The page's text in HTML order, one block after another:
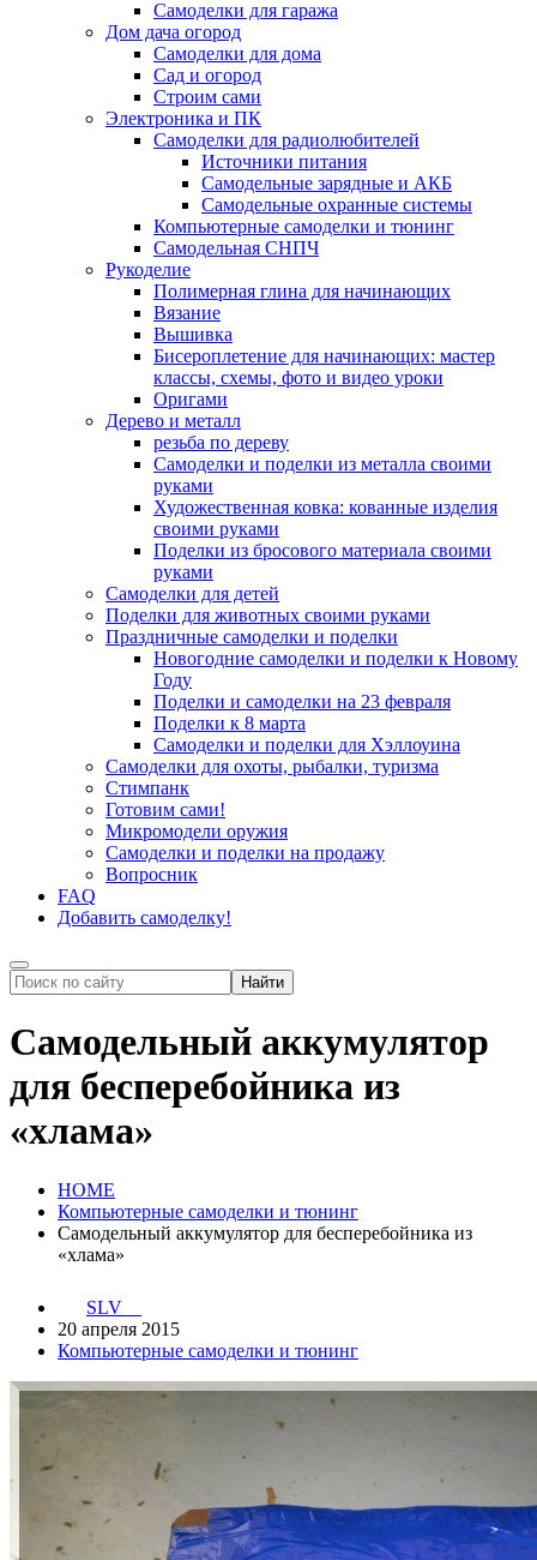
Самоделки для гаража
Дом дача огород
Самоделки для дома
Сад и огород
Строим сами
Электроника и ПК
Самоделки для радиолюбителей
Источники питания
Самодельные зарядные и АКБ
Самодельные охранные системы
Компьютерные самоделки и тюнинг
Самодельная СНПЧ
Рукоделие
Полимерная глина для начинающих
Вязание
Вышивка
Бисероплетение для начинающих: мастер
классы, схемы, фото и видео уроки
Оригами
Дерево и металл
резьба по дереву
Самоделки и поделки из металла своими
руками
Художественная ковка: кованные изделия
своими руками
Поделки из бросового материала своими
руками
Самоделки для детей
Поделки для животных своими руками
Праздничные самоделки и поделки
Новогодние самоделки и поделки к Новому
Году
Поделки и самоделки на 23 февраля
Поделки к 8 марта
Самоделки и поделки для Хэллоуина
Самоделки для охоты, рыбалки, туризма
Стимпанк
Готовим сами!
Микромодели оружия
Самоделки и поделки на продажу
Вопросник
FAQ
Добавить самоделку!
Самодельный аккумулятор
для бесперебойника из
«хлама»
HOME
Компьютерные самоделки и тюнинг
Самодельный аккумулятор для бесперебойника из
«хлама»
SLV__
20 апреля 2015
Компьютерные самоделки и тюнинг